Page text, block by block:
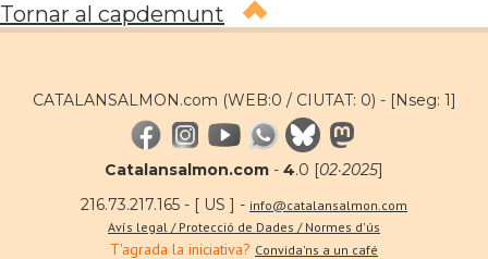
Tornar al capdemunt
CATALANSALMON.com (WEB:0 / CIUTAT: 0) - [Nseg: 1]
Catalansalmon.com - 4.0 [02·2025]
216.73.217.165 - [ US ] - info@catalansalmon.com
Avís legal / Protecció de Dades / Normes d'ús
T'agrada la iniciativa? Convida'ns a un café